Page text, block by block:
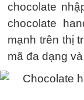
chocolate
chocolate
mạnh trên thị
mã đa dạng